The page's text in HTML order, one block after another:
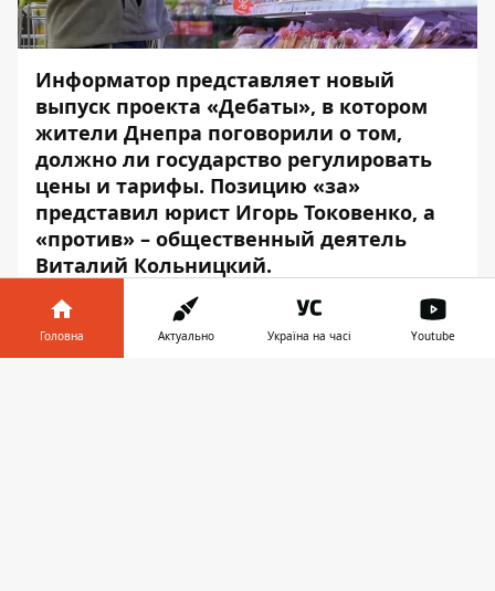
Информатор представляет новый
выпуск проекта «Дебаты», в котором
жители Днепра поговорили о том,
должно ли государство регулировать
цены и тарифы. Позицию «за»
представил юрист Игорь Токовенко, а
«против» – общественный деятель
Виталий Кольницкий.
Головна Актуально Україна на часі Youtube